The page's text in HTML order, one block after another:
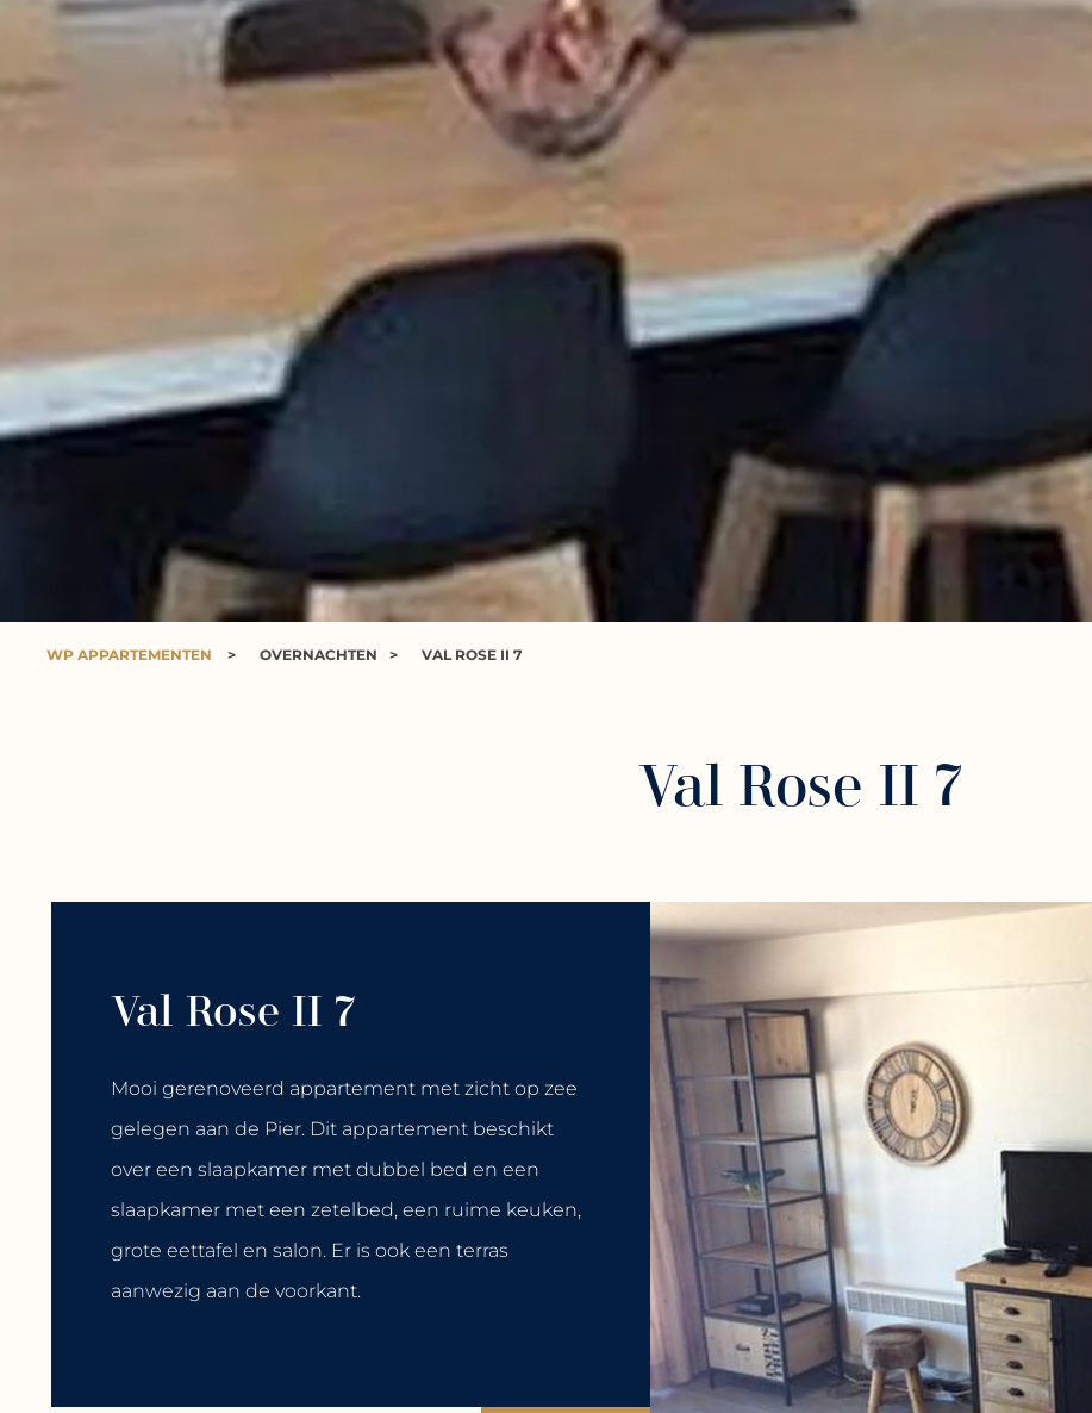
WP APPARTEMENTEN > OVERNACHTEN > VAL ROSE II 7
Val Rose II 7
Val Rose II 7
Mooi gerenoveerd appartement met zicht op zee
gelegen aan de Pier. Dit appartement beschikt
over een slaapkamer met dubbel bed en een
slaapkamer met een zetelbed, een ruime keuken,
grote eettafel en salon. Er is ook een terras
aanwezig aan de voorkant.